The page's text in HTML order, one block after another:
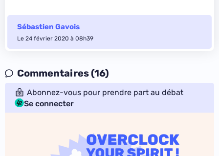
Sébastien Gavois
Le 24 février 2020 à 08h39
Commentaires (16)
Abonnez-vous pour prendre part au débat
Se connecter